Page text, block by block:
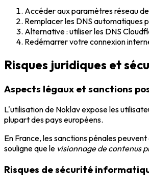
Accéder aux paramètres réseau
Remplacer les DNS automatiques
Alternative : utiliser les DNS
Redémarrer votre connexion
Risques juridiques et
Aspects légaux et sanctions
L'utilisation de Noklav expose les
plupart des pays européens.
En France, les sanctions pénales
souligne que le visionnage de contenus
Risques de sécurité